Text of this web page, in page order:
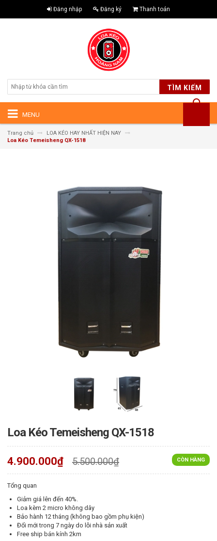
Đăng nhập Đăng ký Thanh toán
TÌM KIẾM
MENU
Trang chủ
LOA KÉO HAY NHẤT HIỆN NAY
Loa Kéo Temeisheng QX-1518
Loa Kéo Temeisheng QX-1518
CÒN HÀNG
4.900.000₫ 5.500.000₫
Tổng quan
Giảm giá lên đến 40%.
Loa kèm 2 micro không dây
Bảo hành 12 tháng (không bao gồm phụ kiện)
Đổi mới trong 7 ngày do lỗi nhà sản xuất
Free ship bán kính 2km